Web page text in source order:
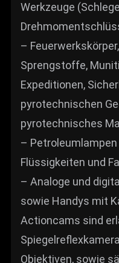
Werkzeuge
–
Sprengstoffe,
Expeditionen,
pyrotechnischen
pyrotechnisches
–
Flüssigkeiten und
– Analoge und
sowie Handys mit
Actioncams sind
Objektiven, sowie